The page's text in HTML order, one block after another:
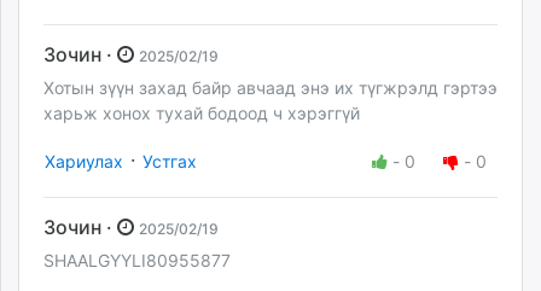
Зочин · 2025/02/19
Хотын зүүн захад байр авчаад энэ их түгжрэлд гэртээ
харьж хонох тухай бодоод ч хэрэггүй
Хариулах · Устгах - 0 - 0
Зочин · 2025/02/19
SHAALGYYLI80955877